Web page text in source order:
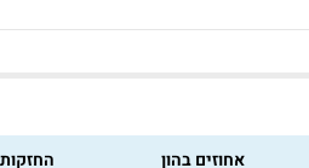
אחוזים בהון